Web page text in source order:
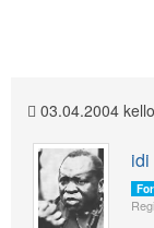
03.04.2004
idi